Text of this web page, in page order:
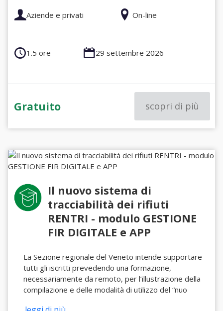
Aziende e privati On-line
1.5 ore 29 settembre 2026
Gratuito scopri di più
Il nuovo sistema di
tracciabilità dei rifiuti
RENTRI - modulo GESTIONE
FIR DIGITALE e APP
La Sezione regionale del Veneto intende supportare
tutti gli iscritti prevedendo una formazione,
necessariamente da remoto, per l’illustrazione della
compilazione e delle modalità di utilizzo del “nuo